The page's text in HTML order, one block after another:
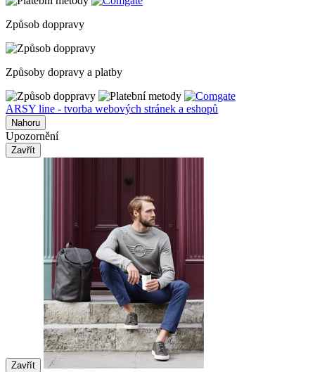
Způsob doppravy
Způsoby dopravy a platby
ARSY line - tvorba webových stránek a eshopů
Nahoru
Upozornění
Zavřít
Zavřít